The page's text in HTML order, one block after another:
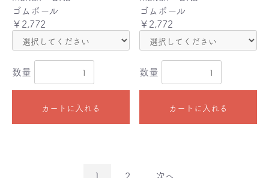
ゴムボール
￥2,772
数量
カートに入れる
ゴムボール
￥2,772
数量
カートに入れる